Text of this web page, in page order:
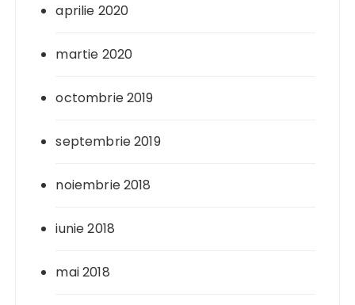
aprilie 2020
martie 2020
octombrie 2019
septembrie 2019
noiembrie 2018
iunie 2018
mai 2018